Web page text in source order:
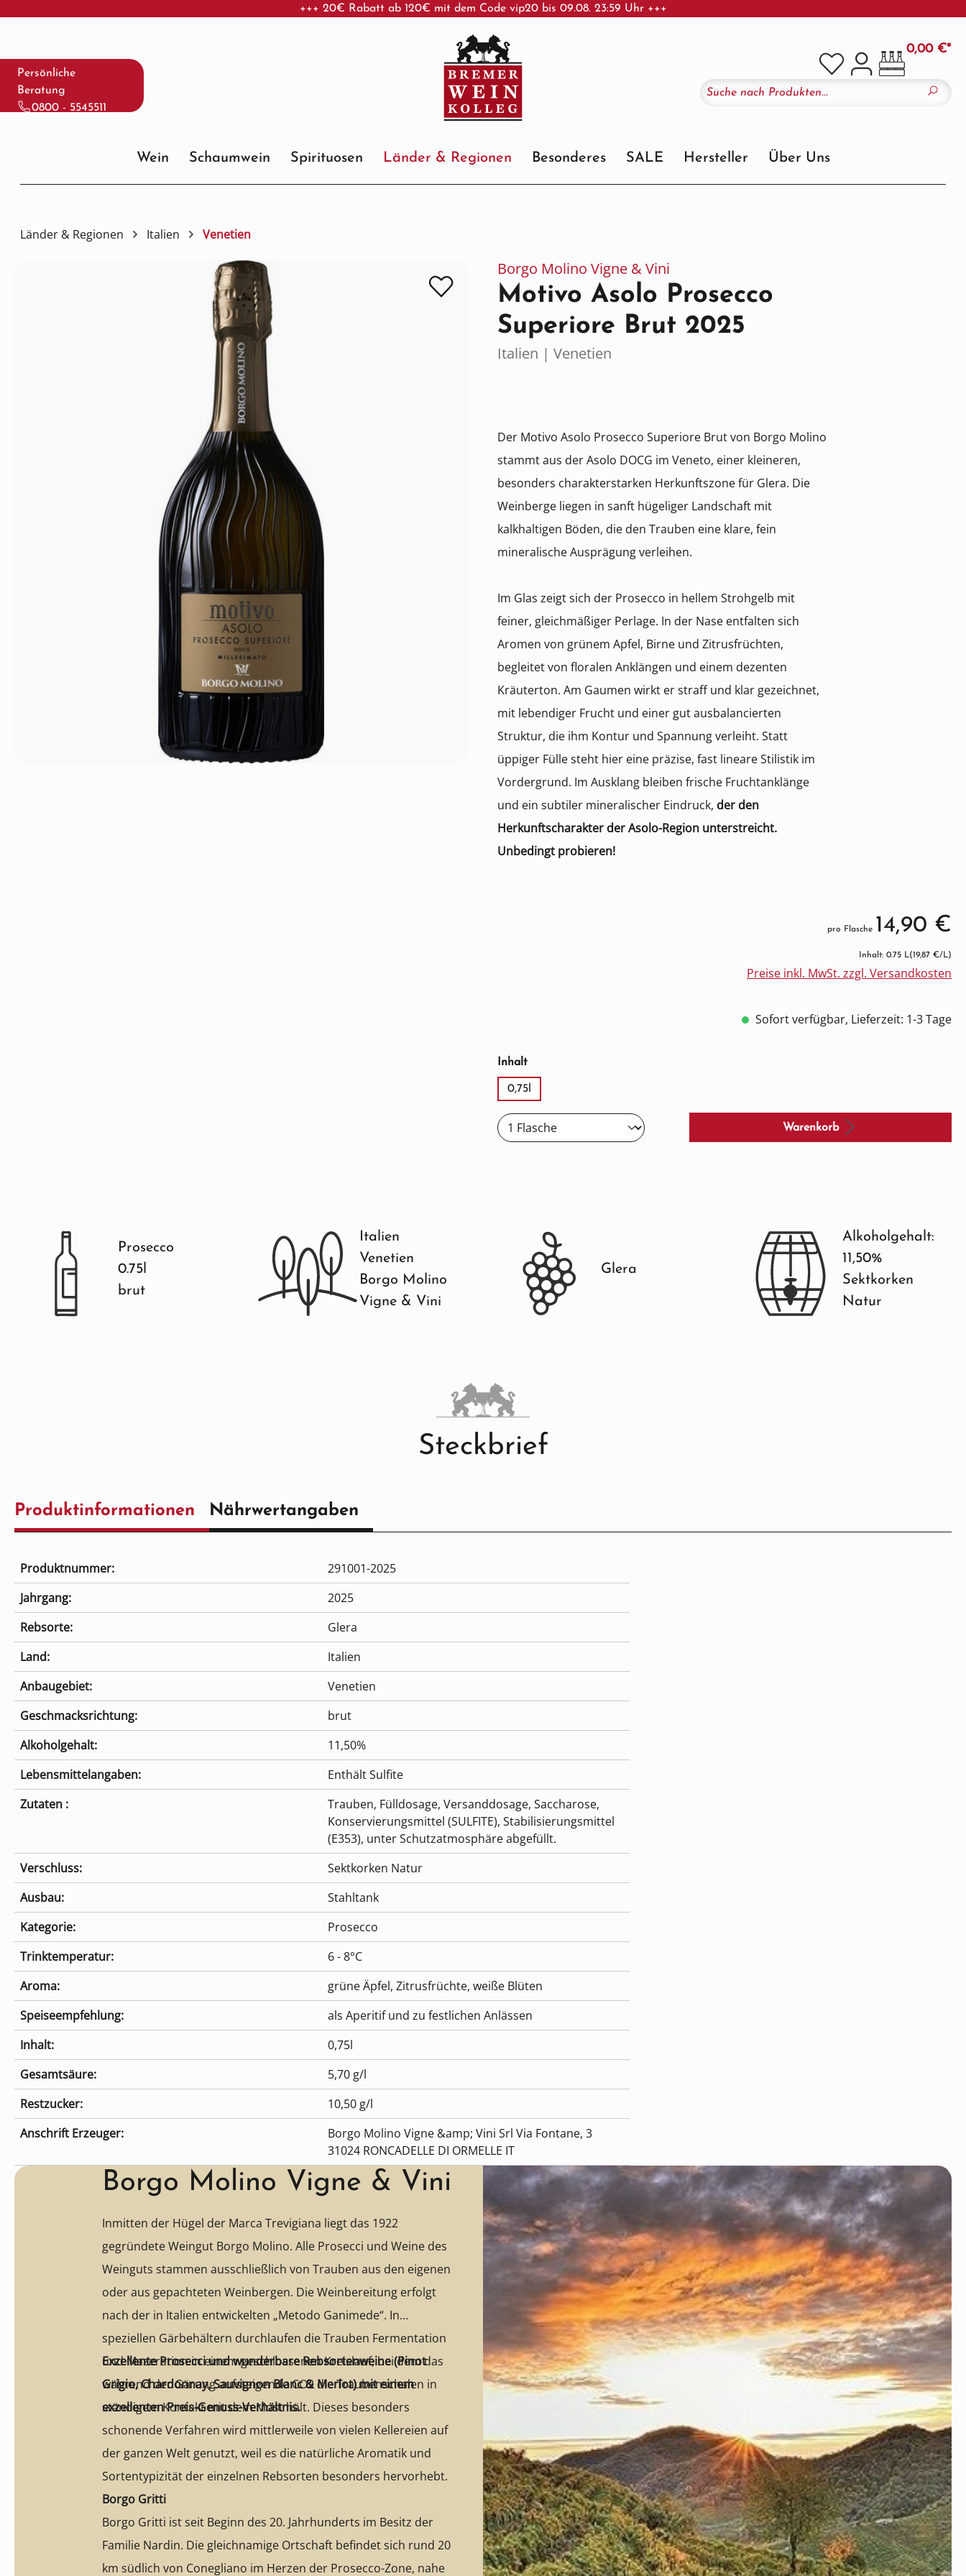
Hauptinhalt springen
Zur Suche springen
Zur Hauptnavigation springen
Persönliche
Beratung
0800 - 5545511
+++ 20€ Rabatt ab 120€ mit dem Code vip20 bis 09.08. 23:59 Uhr +++
0,00 €*
Wein Schaumwein Spirituosen Länder & Regionen Besonderes SALE Hersteller Über Uns
Länder & Regionen Italien Venetien
Borgo Molino Vigne & Vini
Motivo Asolo Prosecco
Superiore Brut 2025
Italien | Venetien
Der Motivo Asolo Prosecco Superiore Brut von Borgo Molino
stammt aus der Asolo DOCG im Veneto, einer kleineren,
besonders charakterstarken Herkunftszone für Glera. Die
Weinberge liegen in sanft hügeliger Landschaft mit
kalkhaltigen Böden, die den Trauben eine klare, fein
mineralische Ausprägung verleihen.
Im Glas zeigt sich der Prosecco in hellem Strohgelb mit
feiner, gleichmäßiger Perlage. In der Nase entfalten sich
Aromen von grünem Apfel, Birne und Zitrusfrüchten,
begleitet von floralen Anklängen und einem dezenten
Kräuterton. Am Gaumen wirkt er straff und klar gezeichnet,
mit lebendiger Frucht und einer gut ausbalancierten
Struktur, die ihm Kontur und Spannung verleiht. Statt
üppiger Fülle steht hier eine präzise, fast lineare Stilistik im
Vordergrund. Im Ausklang bleiben frische Fruchtanklänge
und ein subtiler mineralischer Eindruck, der den
Herkunftscharakter der Asolo-Region unterstreicht.
Unbedingt probieren!
pro Flasche 14,90 €
Inhalt: 0.75 L(19,87 €/L)
Preise inkl. MwSt. zzgl. Versandkosten
Sofort verfügbar, Lieferzeit: 1-3 Tage
Inhaltauswählen
0,75l
Warenkorb
Prosecco
0.75l
brut
Italien
Venetien
Borgo Molino
Vigne & Vini
Glera
Alkoholgehalt:
11,50%
Sektkorken
Natur
Steckbrief
Produktinformationen Nährwertangaben
Produktnummer: 291001-2025
Ausbau:
Stahltank
Kategorie:
Prosecco
Lebensmittelangaben: Enthält Sulfite
Trinktemperatur: 6 - 8°C
Land:
Italien
Anbaugebiet:
Venetien
Rebsorte: Glera
Jahrgang: 2025
Geschmacksrichtung:
brut
Alkoholgehalt:
11,50%
Aroma: grüne Äpfel, Zitrusfrüchte, weiße Blüten
Verschluss: Sektkorken Natur
Speiseempfehlung:
als Aperitif und zu festlichen Anlässen
Inhalt:
0,75l
Gesamtsäure:
5,70 g/l
Restzucker:
10,50 g/l
Zutaten :
Trauben, Fülldosage, Versanddosage, Saccharose,
Konservierungsmittel (SULFITE), Stabilisierungsmittel
(E353), unter Schutzatmosphäre abgefüllt.
Anschrift Erzeuger:
Borgo Molino Vigne &amp; Vini Srl Via Fontane, 3
31024 RONCADELLE DI ORMELLE IT
Borgo Molino Vigne & Vini
Inmitten der Hügel der Marca Trevigiana liegt das 1922
gegründete Weingut Borgo Molino. Alle Prosecci und Weine des
Weinguts stammen ausschließlich von Trauben aus den eigenen
oder aus gepachteten Weinbergen. Die Weinbereitung erfolgt
nach der in Italien entwickelten „Metodo Ganimede“. In
speziellen Gärbehältern durchlaufen die Trauben Fermentation
und Mazeration in einem geschlossenen Kreislauf, bei dem das
während der Gärung aufsteigende CO2 die Traubenschalen in
ständigem Kontakt mit dem Most hält. Dieses besonders
schonende Verfahren wird mittlerweile von vielen Kellereien auf
der ganzen Welt genutzt, weil es die natürliche Aromatik und
Sortentypizität der einzelnen Rebsorten besonders hervorhebt.
Exzellente Prosecci und wunderbare Rebsortenweine (Pinot
Grigio, Chardonnay, Sauvignon Blanc & Merlot) mit einem
exzellenten Preis-Genuss-Verhältnis.
Borgo Gritti
Borgo Gritti ist seit Beginn des 20. Jahrhunderts im Besitz der
Familie Nardin. Die gleichnamige Ortschaft befindet sich rund 20
km südlich von Conegliano im Herzen der Prosecco-Zone, nahe